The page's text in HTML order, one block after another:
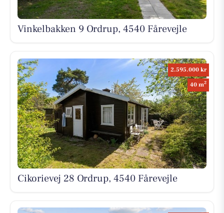
Vinkelbakken 9 Ordrup, 4540 Fårevejle
2.595.000 kr
40 m2
Cikorievej 28 Ordrup, 4540 Fårevejle